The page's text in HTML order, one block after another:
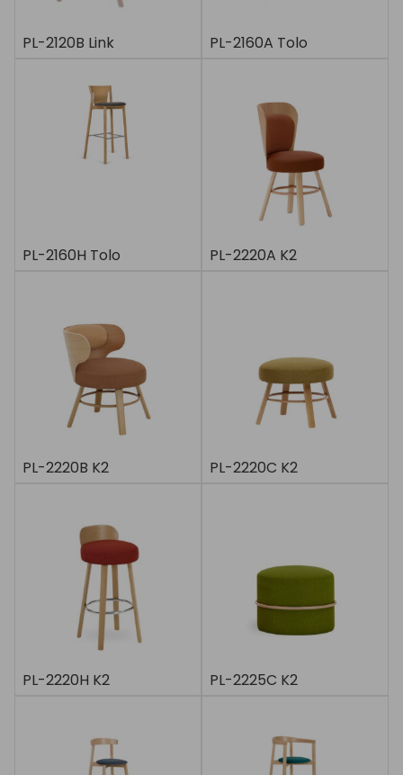
PL-2120B Link PL-2160A Tolo
PL-2160H Tolo PL-2220A K2
PL-2220B K2 PL-2220C K2
PL-2220H K2 PL-2225C K2